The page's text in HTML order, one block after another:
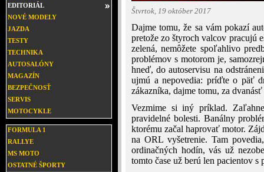
EDITORIÁL
NOVÉ MODELY
JAZDA
TESTY
TECHNIKA
AUTOSALÓNY
MAGAZÍN
BEZPEČNOSŤ
SERVIS
MOTOCYKLE
FORMULA 1
RALLYE
MS MOTO
OSTATNÉ ŠPORTY
Štvrtok, 19 október 2017
Dajme tomu, že sa vám pokazí
pretože zo štyroch valcov pracujú
zelená, nemôžete spoľahlivo
problémov s motorom je,
hneď, do autoservisu na
ujmú a nepovedia: príďte o päť
zákazníka, dajme tomu, za
Vezmime si iný príklad.
pravidelné bolesti. Banálny
ktorému začal haprovať motor.
na ORL vyšetrenie. Tam
ordinačných hodín, vás už
tomto čase už berú len pacientov s